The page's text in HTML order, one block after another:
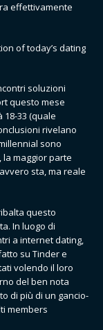
effettivamente
of today’s dating
soluzioni
questo mese
33 (quale
rivelano
sono
la maggior parte
sta, ma reale
questo
In luogo di
a internet dating,
su Tinder e
volendo il loro
del ben nota
di più di un gancio-
members